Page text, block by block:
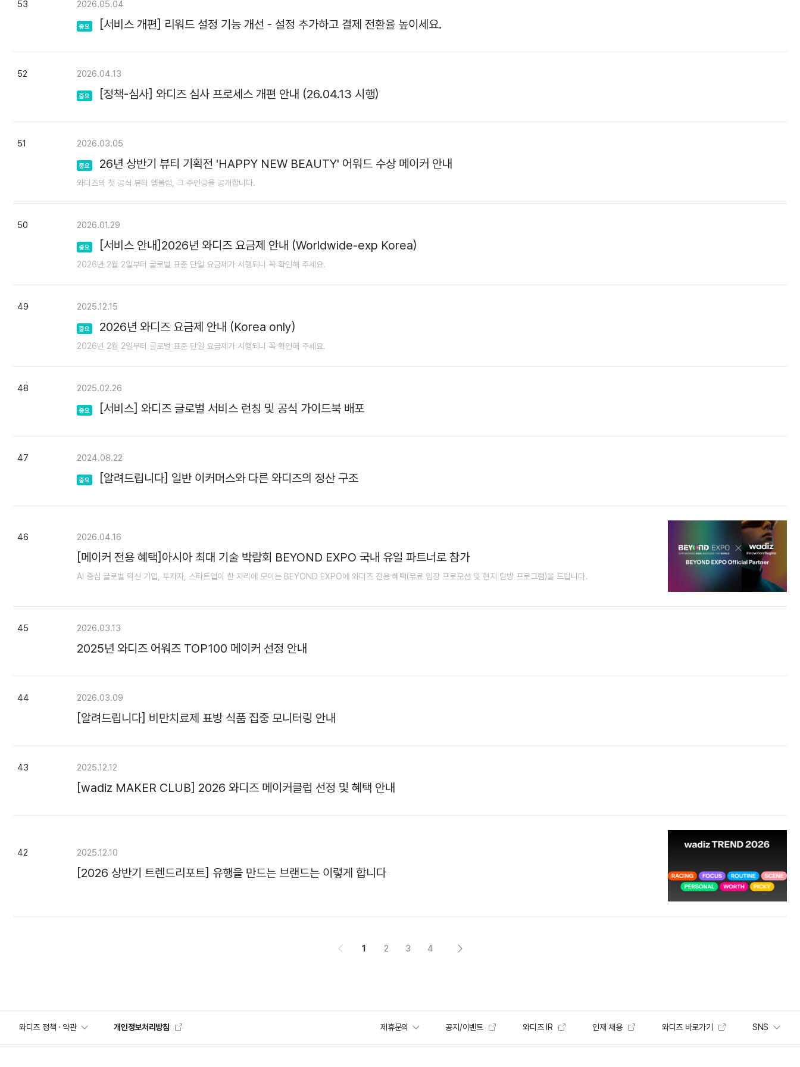
53 2026.05.04
중요 [서비스 개편] 리워드 설정 기능 개선 - 설정 추가하고 결제 전환율 높이세요.
52 2026.04.13
중요 [정책-심사] 와디즈 심사 프로세스 개편 안내 (26.04.13 시행)
51 2026.03.05
중요 26년 상반기 뷰티 기획전 'HAPPY NEW BEAUTY' 어워드 수상 메이커 안내
와디즈의 첫 공식 뷰티 엠블럼, 그 주인공을 공개합니다.
50 2026.01.29
중요 [서비스 안내]2026년 와디즈 요금제 안내 (Worldwide-exp Korea)
2026년 2월 2일부터 글로벌 표준 단일 요금제가 시행되니 꼭 확인해 주세요.
49 2025.12.15
중요 2026년 와디즈 요금제 안내 (Korea only)
2026년 2월 2일부터 글로벌 표준 단일 요금제가 시행되니 꼭 확인해 주세요.
48 2025.02.26
중요 [서비스] 와디즈 글로벌 서비스 런칭 및 공식 가이드북 배포
47 2024.08.22
중요 [알려드립니다] 일반 이커머스와 다른 와디즈의 정산 구조
46 2026.04.16
[메이커 전용 혜택]아시아 최대 기술 박람회 BEYOND EXPO 국내 유일 파트너로 참가
AI 중심 글로벌 혁신 기업, 투자자, 스타트업이 한 자리에 모이는 BEYOND EXPO에 와디즈 전용 혜택(무료 입장 프로모션 및 현지 탐방 프로그램)을 드립니다.
45 2026.03.13
2025년 와디즈 어워즈 TOP100 메이커 선정 안내
44 2026.03.09
[알려드립니다] 비만치료제 표방 식품 집중 모니터링 안내
43 2025.12.12
[wadiz MAKER CLUB] 2026 와디즈 메이커클럽 선정 및 혜택 안내
42 2025.12.10
[2026 상반기 트렌드리포트] 유행을 만드는 브랜드는 이렇게 합니다
1 2 3 4
와디즈 정책 · 약관 개인정보처리방침 제휴문의 공지/이벤트 와디즈 IR 인재 채용 와디즈 바로가기 SNS